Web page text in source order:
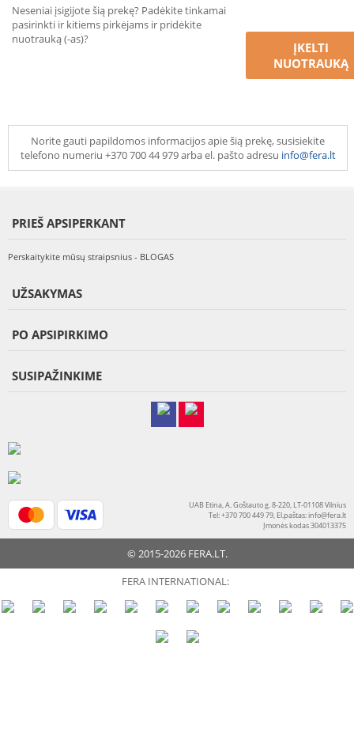
Neseniai įsigijote šią prekę? Padėkite tinkamai
pasirinkti ir kitiems pirkėjams ir pridėkite
nuotrauką (-as)?
ĮKELTI
NUOTRAUKĄ
Norite gauti papildomos informacijos apie šią prekę, susisiekite
telefono numeriu +370 700 44 979 arba el. pašto adresu info@fera.lt
PRIEŠ APSIPERKANT
Perskaitykite mūsų straipsnius - BLOGAS
UŽSAKYMAS
PO APSIPIRKIMO
SUSIPAŽINKIME
UAB Etina, A. Goštauto g. 8-220, LT-01108 Vilnius
Tel: +370 700 449 79, El.paštas:info@fera.lt
Įmonės kodas 304013375
© 2015-2026 FERA.LT.
FERA INTERNATIONAL: